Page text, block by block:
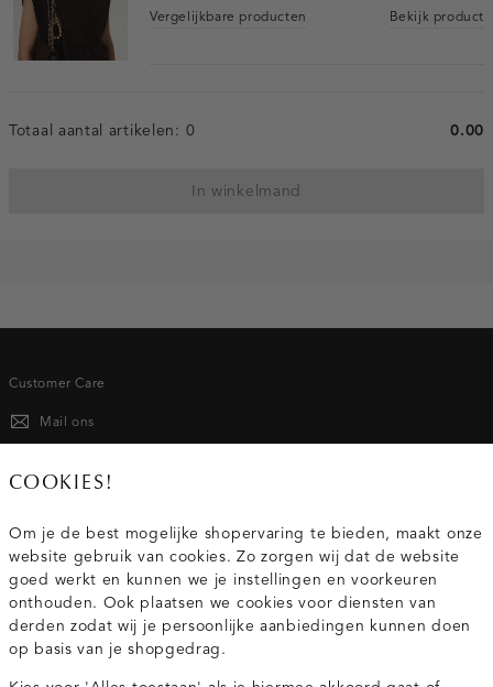
Vergelijkbare producten Bekijk product
Totaal aantal artikelen: 0 0.00
In winkelmand
Customer Care
Mail ons
Service
Wij zijn Costes
COOKIES!
Om je de best mogelijke shopervaring te bieden, maakt onze
website gebruik van cookies. Zo zorgen wij dat de website
goed werkt en kunnen we je instellingen en voorkeuren
onthouden. Ook plaatsen we cookies voor diensten van
derden zodat wij je persoonlijke aanbiedingen kunnen doen
op basis van je shopgedrag.